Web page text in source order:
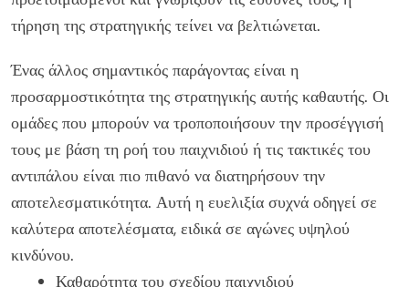
τήρηση της στρατηγικής τείνει να βελτιώνεται.
Ένας άλλος σημαντικός παράγοντας είναι η
προσαρμοστικότητα της στρατηγικής αυτής καθαυτής. Οι
ομάδες που μπορούν να τροποποιήσουν την προσέγγισή
τους με βάση τη ροή του παιχνιδιού ή τις τακτικές του
αντιπάλου είναι πιο πιθανό να διατηρήσουν την
αποτελεσματικότητα. Αυτή η ευελιξία συχνά οδηγεί σε
καλύτερα αποτελέσματα, ειδικά σε αγώνες υψηλού
κινδύνου.
Καθαρότητα του σχεδίου παιχνιδιού